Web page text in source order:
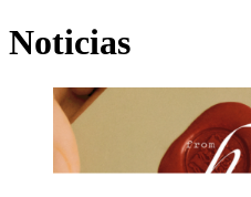
Noticias